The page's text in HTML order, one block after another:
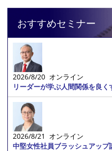
おすすめセミナー
2026/8/20 オンライン
リーダーが学ぶ人間関係を良
2026/8/21 オンライン
中堅女性社員ブラッシュアップ